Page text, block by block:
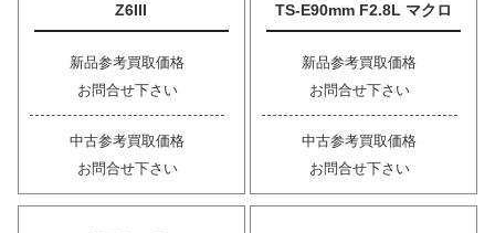
Z6III
新品参考買取価格
お問合せ下さい
中古参考買取価格
お問合せ下さい
TS-E90mm F2.8L マクロ
新品参考買取価格
お問合せ下さい
中古参考買取価格
お問合せ下さい